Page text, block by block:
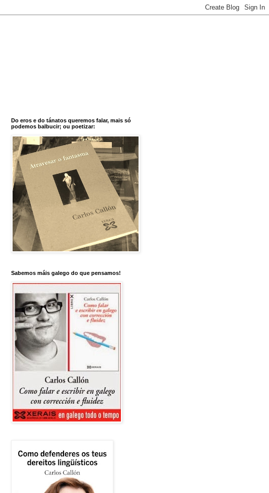
Do eros e do tánatos queremos falar, mais só
podemos balbucir; ou poetizar:
Sabemos máis galego do que pensamos!